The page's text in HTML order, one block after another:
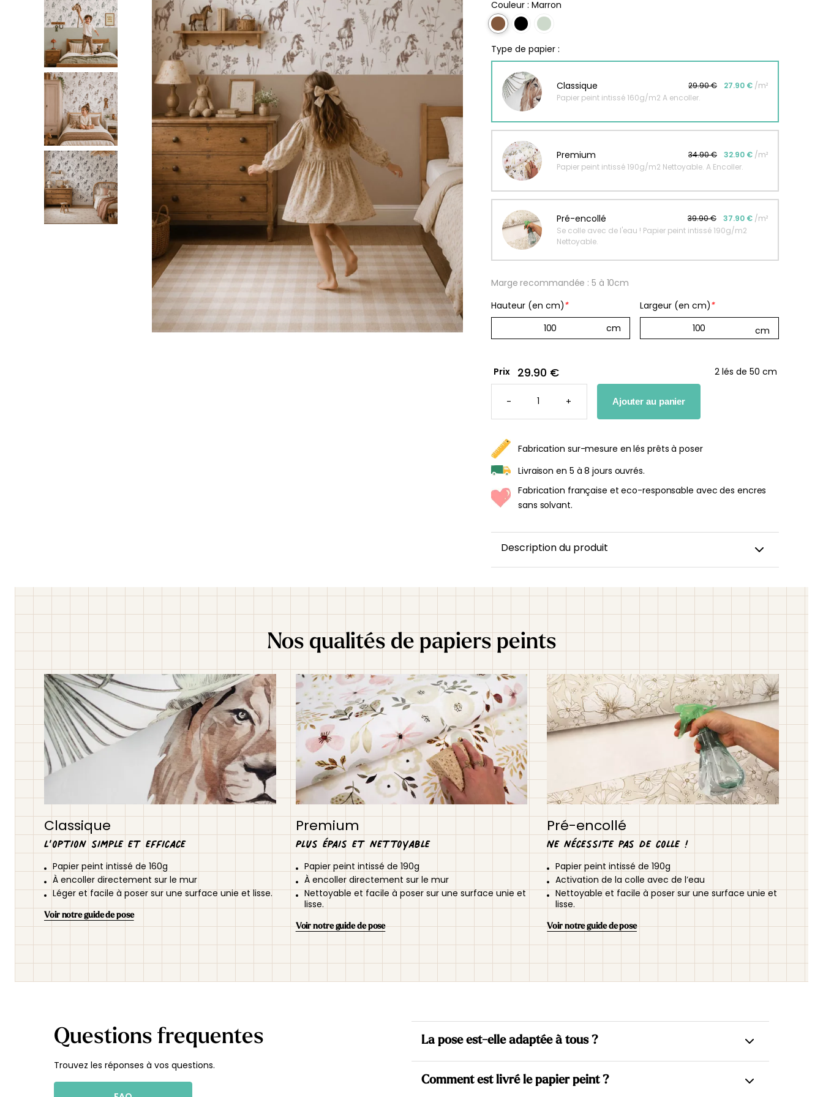
Palmiers
Feuillage
Nuages
Princesse
Pôle Nord
Voitures
délicates
À partir
de
29,90
À partir
29,90€
premières fois
personnalisable
À partir
de
petits carreaux pour enfant
de
14,90€
Couleur : Marron
Type de papier :
Classique 29.90 € 27.90 € /m²
Papier peint intissé 160g/m2 A encoller.
Premium 34.90 € 32.90 € /m²
Papier peint intissé 190g/m2 Nettoyable. A Encoller.
Pré-encollé 39.90 € 37.90 € /m²
Se colle avec de l'eau ! Papier peint intissé 190g/m2
Nettoyable.
Marge recommandée : 5 à 10cm
Hauteur (en cm)* Largeur (en cm)*
Prix 29.90 € 2 lés de 50 cm
-
QUANTITÉ
PAPIER
CHEVAL
+ Ajouter au panier
Fabrication sur-mesure en lés prêts à poser
Livraison en 5 à 8 jours ouvrés.
Fabrication française et eco-responsable avec des encres
sans solvant.
Description du produit
enfant inspiré des chevaux en liberté et des grands paysages
naturels. Avec ses délicates illustrations de chevaux, de fleurs
sauvages et de petits détails équestres dessinés à la main, ce
chambre d’enfant. Son design intemporel sur fond blanc
illumine la pièce tout en créant une atmosphère chaleureuse et
garçon ou une chambre mixte, ce papier peint s’associe
facilement à des matières naturelles, du bois clair, des touches
terracotta ou vert sauge pour un esprit campagne chic et
raffiné. Il est disponible en version noir et blanc, marron, ou vert.
Nos qualités de papiers peints
Classique
L’option simple et efficace
Papier peint intissé de 160g
À encoller directement sur le mur
Léger et facile à poser sur une surface unie et lisse.
Voir notre guide de pose
Premium
Plus épais et nettoyable
Papier peint intissé de 190g
À encoller directement sur le mur
Nettoyable et facile à poser sur une surface unie et
lisse.
Voir notre guide de pose
Pré-encollé
Ne nécessite pas de colle !
Papier peint intissé de 190g
Activation de la colle avec de l’eau
Nettoyable et facile à poser sur une surface unie et
lisse.
Voir notre guide de pose
Questions frequentes
Trouvez les réponses à vos questions.
La pose est-elle adaptée à tous ?
directement sur le mur et de gagner en simplicité dès la pose.
Comment est livré le papier peint ?